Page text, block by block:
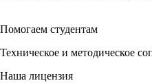
Помогаем студентам
Техническое и методическое
Наша лицензия